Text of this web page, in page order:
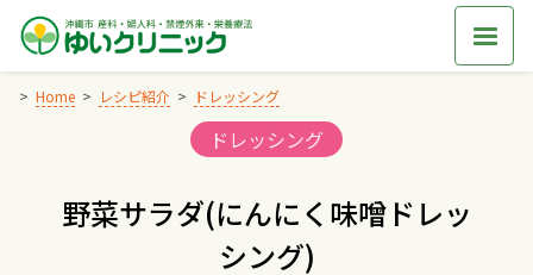
Skip
content
Home レシピ紹介 ドレッシング
Categories:
ドレッシング
野菜サラダ(にんにく味噌ドレッ
シング)
交通アクセス